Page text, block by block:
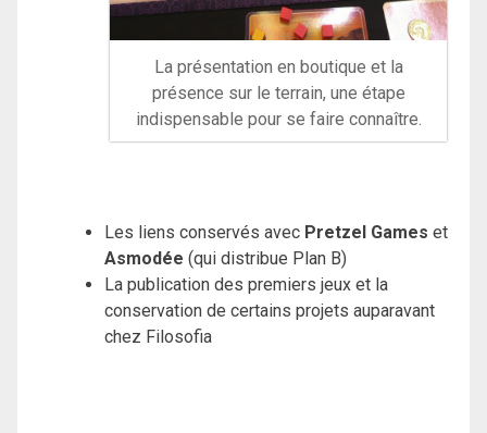
La présentation en boutique et la
présence sur le terrain, une étape
indispensable pour se faire connaître.
Les liens conservés avec Pretzel Games et
Asmodée (qui distribue Plan B)
La publication des premiers jeux et la
conservation de certains projets auparavant
chez Filosofia